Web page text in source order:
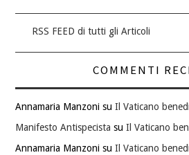
RSS FEED di tutti gli Articoli
COMMENTI
Annamaria Manzoni suIl Vaticano
Manifesto Antispecista suIl Vaticano
Annamaria Manzoni suIl Vaticano